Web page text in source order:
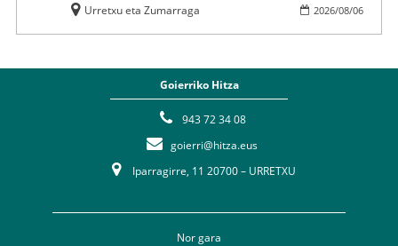
2026/08/06
Urretxu eta Zumarraga
Goierriko Hitza
943 72 34 08
goierri@hitza.eus
Iparragirre, 11 20700 – URRETXU
Nor gara